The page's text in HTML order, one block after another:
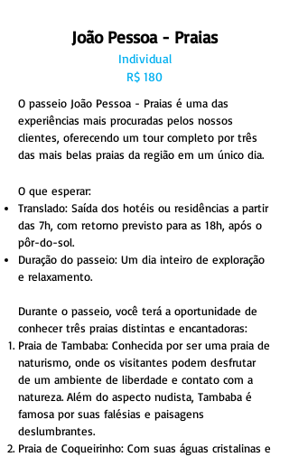
João Pessoa - Praias
Individual
R$ 180
O passeio João Pessoa - Praias é uma das
experiências mais procuradas pelos nossos
clientes, oferecendo um tour completo por três
das mais belas praias da região em um único dia.
O que esperar:
Translado: Saída dos hotéis ou residências a partir
das 7h, com retorno previsto para as 18h, após o
pôr-do-sol.
Duração do passeio: Um dia inteiro de exploração
e relaxamento.
Durante o passeio, você terá a oportunidade de
conhecer três praias distintas e encantadoras:
Praia de Tambaba: Conhecida por ser uma praia de
naturismo, onde os visitantes podem desfrutar
de um ambiente de liberdade e contato com a
natureza. Além do aspecto nudista, Tambaba é
famosa por suas falésias e paisagens
deslumbrantes.
Praia de Coqueirinho: Com suas águas cristalinas e